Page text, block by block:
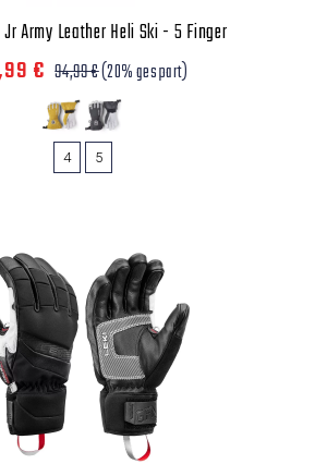
Jr Army Leather Heli Ski - 5 Finger
€ 94,99 €(20% gespart)
4 5